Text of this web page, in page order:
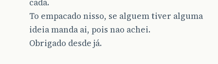
cada.
To empacado nisso, se alguem tiver alguma
ideia manda ai, pois nao achei.
Obrigado desde já.